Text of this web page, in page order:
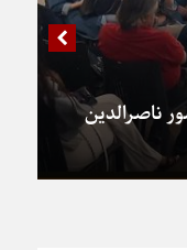
ناصرالدین